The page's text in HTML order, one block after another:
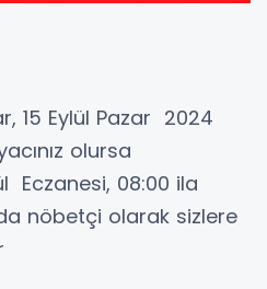
15 Eylül Pazar 2024
olursa
Eczanesi, 08:00 ila
nöbetçi olarak sizlere